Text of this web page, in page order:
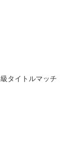
タイトルマッチ